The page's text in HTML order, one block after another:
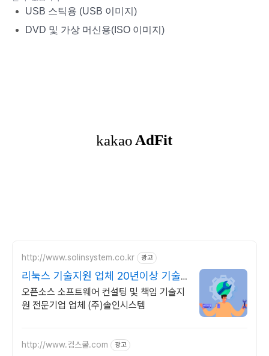
USB 스틱용 (USB 이미지)
DVD 및 가상 머신용(ISO 이미지)
http://www.solinsystem.co.kr 광고
리눅스 기술지원 업체 20년이상 기술
지원 노하우
오픈소스 소프트웨어 컨설팅 및 책임 기술지
원 전문기업 업체 (주)솔인시스템
http://www.컴스쿨.com 광고